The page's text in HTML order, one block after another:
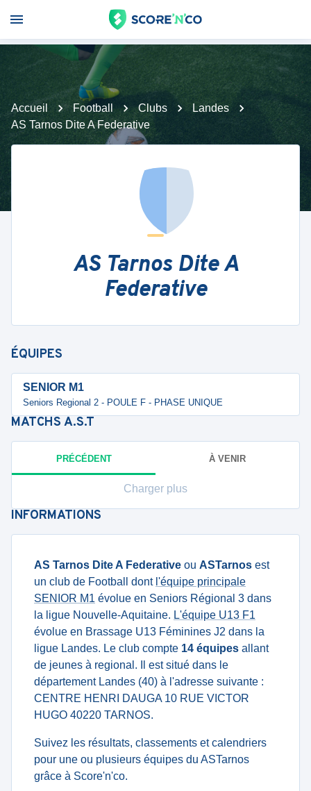
Accueil Football Clubs
Landes
AS Tarnos Dite A Federative
AS Tarnos Dite A
Federative
ÉQUIPES
SENIOR M1
Seniors Regional 2 - POULE F - PHASE UNIQUE
MATCHS A.S.T
PRÉCÉDENT À VENIR
Charger plus
INFORMATIONS
AS Tarnos Dite A Federative ou ASTarnos est
un club de Football dont l'équipe principale
SENIOR M1 évolue en Seniors Régional 3 dans
la ligue Nouvelle-Aquitaine. L'équipe U13 F1
évolue en Brassage U13 Féminines J2 dans la
ligue Landes. Le club compte 14 équipes allant
de jeunes à regional. Il est situé dans le
département Landes (40) à l'adresse suivante :
CENTRE HENRI DAUGA 10 RUE VICTOR
HUGO 40220 TARNOS.
Suivez les résultats, classements et calendriers
pour une ou plusieurs équipes du ASTarnos
grâce à Score'n'co.